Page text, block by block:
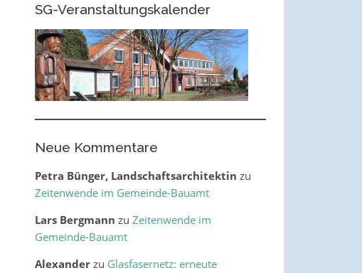
SG-Veranstaltungskalender
Neue Kommentare
Petra Bünger, Landschaftsarchitektin zu
Zeitenwende im Gemeinde-Bauamt
Lars Bergmann zu Zeitenwende im
Gemeinde-Bauamt
Alexanderzu Glasfasernetz: erneute